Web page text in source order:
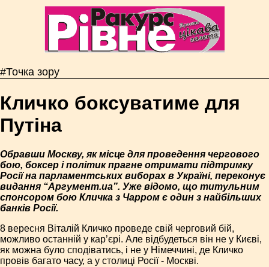
#Точка зору
Кличко боксуватиме для
Путіна
Обравши Москву, як місце для проведення чергового
бою, боксер і політик прагне отримати підтримку
Росії на парламентських виборах в Україні, переконує
видання “Аргумент.ua”. Уже відомо, що титульним
спонсором бою Кличка з Чарром є один з найбільших
банків Росії.
8 вересня Віталій Кличко проведе свій черговий бій,
можливо останній у кар’єрі. Але відбудеться він не у Києві,
як можна було сподіватись, і не у Німеччині, де Кличко
провів багато часу, а у столиці Росії - Москві.